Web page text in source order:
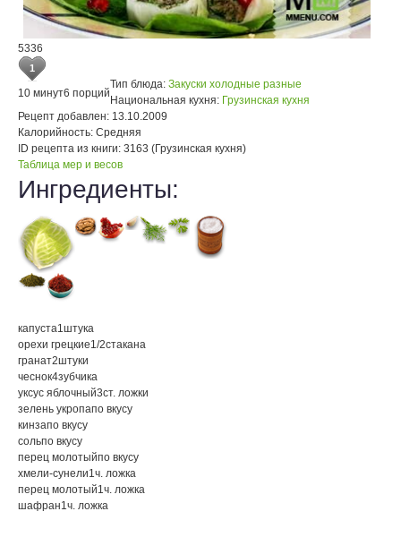
5336
1
10 минут6 порций
Тип блюда: Закуски холодные разные
Национальная кухня: Грузинская кухня
Рецепт добавлен: 13.10.2009
Калорийность: Средняя
ID рецепта из книги: 3163 (Грузинская кухня)
Таблица мер и весов
Ингредиенты:
капуста1штука
орехи грецкие1/2стакана
гранат2штуки
чеснок4зубчика
уксус яблочный3ст. ложки
зелень укропапо вкусу
кинзапо вкусу
сольпо вкусу
перец молотыйпо вкусу
хмели-сунели1ч. ложка
перец молотый1ч. ложка
шафран1ч. ложка